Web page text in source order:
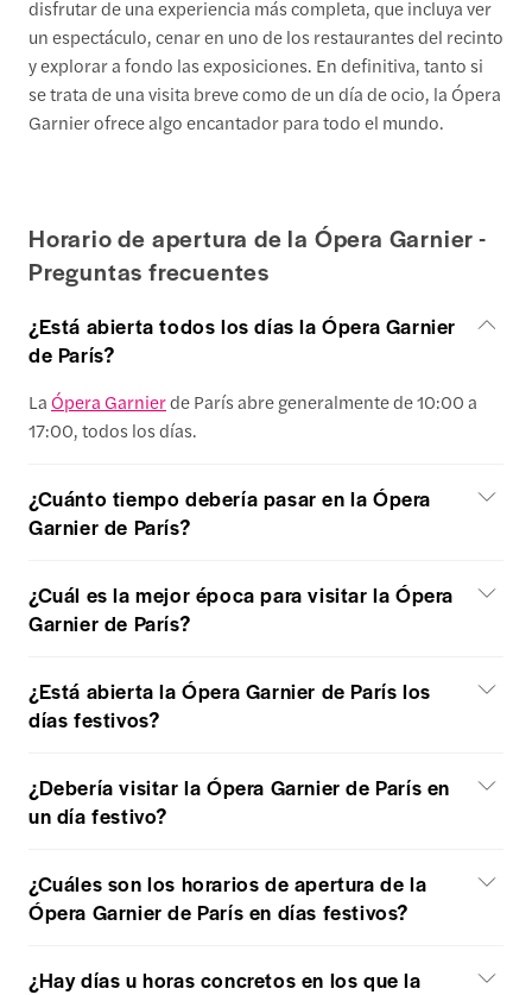
disfrutar de una experiencia más completa, que incluya ver
un espectáculo, cenar en uno de los restaurantes del recinto
y explorar a fondo las exposiciones. En definitiva, tanto si
se trata de una visita breve como de un día de ocio, la Ópera
Garnier ofrece algo encantador para todo el mundo.
Horario de apertura de la Ópera Garnier -
Preguntas frecuentes
¿Está abierta todos los días la Ópera Garnier
de París?
La Ópera Garnierde París abre generalmente de 10:00 a
17:00, todos los días.
¿Cuánto tiempo debería pasar en la Ópera
Garnier de París?
¿Cuál es la mejor época para visitar la Ópera
Garnier de París?
¿Está abierta la Ópera Garnier de París los
días festivos?
¿Debería visitar la Ópera Garnier de París en
un día festivo?
¿Cuáles son los horarios de apertura de la
Ópera Garnier de París en días festivos?
¿Hay días u horas concretos en los que la